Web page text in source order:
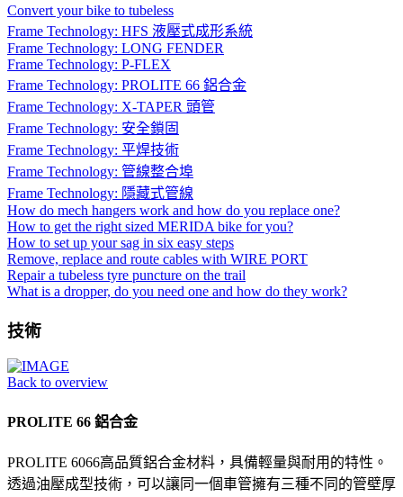
Convert your bike to tubeless
Frame Technology: HFS 液壓式成形系統
Frame Technology: LONG FENDER
Frame Technology: P-FLEX
Frame Technology: PROLITE 66 鋁合金
Frame Technology: X-TAPER 頭管
Frame Technology: 安全鎖固
Frame Technology: 平焊技術
Frame Technology: 管線整合埠
Frame Technology: 隱藏式管線
How do mech hangers work and how do you replace one?
How to get the right sized MERIDA bike for you?
How to set up your sag in six easy steps
Remove, replace and route cables with WIRE PORT
Repair a tubeless tyre puncture on the trail
What is a dropper, do you need one and how do they work?
技術
Back to overview
PROLITE 66 鋁合金
PROLITE 6066高品質鋁合金材料，具備輕量與耐用的特性。
透過油壓成型技術，可以讓同一個車管擁有三種不同的管壁厚